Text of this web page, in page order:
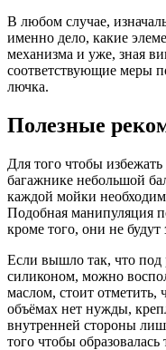
В любом случае,
именно дело, какие
механизма и уже, зная
соответствующие меры
лючка.
Полезные
Для того чтобы
багажнике небольшой
каждой мойки
Подобная манипуляция
кроме того, они не будут
Если вышло так, что под
силиконом, можно
маслом, стоит отметить,
объёмах нет нужды,
внутренней стороны
того чтобы